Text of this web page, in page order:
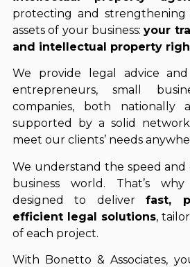
protecting and
assets of your business:your
and intellectual property
We provide legal advice
entrepreneurs, small
companies, both nationally
supported by a solid
meet our clients’ needs
We understand the speed and
business world. That’s
designed to deliverfast,
efficient legal solutions,
of each project.
With Bonetto & Associates,